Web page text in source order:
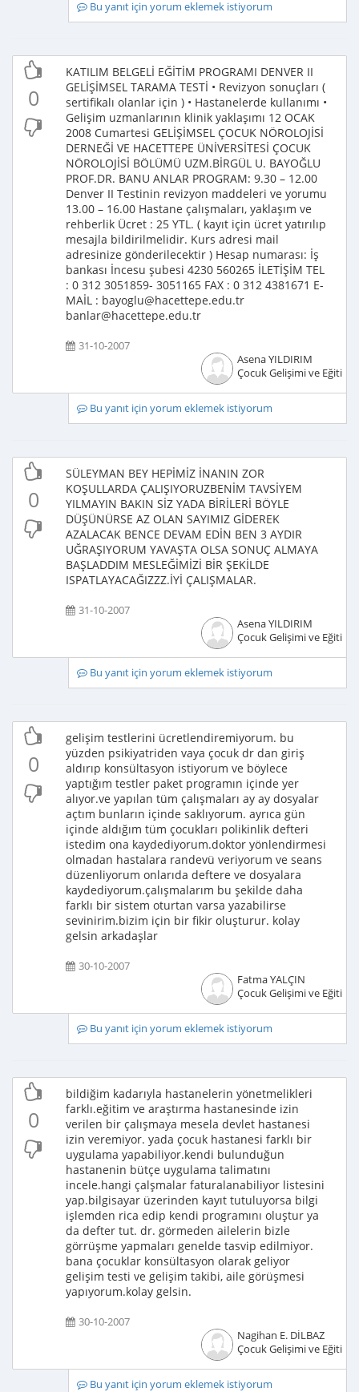
Bu yanıt için yorum eklemek istiyorum
0
KATILIM BELGELİ EĞİTİM PROGRAMI DENVER II
GELİŞİMSEL TARAMA TESTİ • Revizyon sonuçları (
sertifikalı olanlar için ) • Hastanelerde kullanımı •
Gelişim uzmanlarının klinik yaklaşımı 12 OCAK
2008 Cumartesi GELİŞİMSEL ÇOCUK NÖROLOJİSİ
DERNEĞİ VE HACETTEPE ÜNİVERSİTESİ ÇOCUK
NÖROLOJİSİ BÖLÜMÜ UZM.BİRGÜL U. BAYOĞLU
PROF.DR. BANU ANLAR PROGRAM: 9.30 – 12.00
Denver II Testinin revizyon maddeleri ve yorumu
13.00 – 16.00 Hastane çalışmaları, yaklaşım ve
rehberlik Ücret : 25 YTL. ( kayıt için ücret yatırılıp
mesajla bildirilmelidir. Kurs adresi mail
adresinize gönderilecektir ) Hesap numarası: İş
bankası İncesu şubesi 4230 560265 İLETİŞİM TEL
: 0 312 3051859- 3051165 FAX : 0 312 4381671 E-
MAİL : bayoglu@hacettepe.edu.tr
banlar@hacettepe.edu.tr
31-10-2007
Asena YILDIRIM
Çocuk Gelişimi ve
Bu yanıt için yorum eklemek istiyorum
0
SÜLEYMAN BEY HEPİMİZ İNANIN ZOR
KOŞULLARDA ÇALIŞIYORUZBENİM TAVSİYEM
YILMAYIN BAKIN SİZ YADA BİRİLERİ BÖYLE
DÜŞÜNÜRSE AZ OLAN SAYIMIZ GİDEREK
AZALACAK BENCE DEVAM EDİN BEN 3 AYDIR
UĞRAŞIYORUM YAVAŞTA OLSA SONUÇ ALMAYA
BAŞLADDIM MESLEĞİMİZİ BİR ŞEKİLDE
ISPATLAYACAĞIZZZ.İYİ ÇALIŞMALAR.
31-10-2007
Asena YILDIRIM
Çocuk Gelişimi ve
Bu yanıt için yorum eklemek istiyorum
0
gelişim testlerini ücretlendiremiyorum. bu
yüzden psikiyatriden vaya çocuk dr dan giriş
aldırıp konsültasyon istiyorum ve böylece
yaptığım testler paket programın içinde yer
alıyor.ve yapılan tüm çalışmaları ay ay dosyalar
açtım bunların içinde saklıyorum. ayrıca gün
içinde aldığım tüm çocukları polikinlik defteri
istedim ona kaydediyorum.doktor yönlendirmesi
olmadan hastalara randevü veriyorum ve seans
düzenliyorum onlarıda deftere ve dosyalara
kaydediyorum.çalışmalarım bu şekilde daha
farklı bir sistem oturtan varsa yazabilirse
sevinirim.bizim için bir fikir oluşturur. kolay
gelsin arkadaşlar
30-10-2007
Fatma YALÇIN
Çocuk Gelişimi ve
Bu yanıt için yorum eklemek istiyorum
0
bildiğim kadarıyla hastanelerin yönetmelikleri
farklı.eğitim ve araştırma hastanesinde izin
verilen bir çalışmaya mesela devlet hastanesi
izin veremiyor. yada çocuk hastanesi farklı bir
uygulama yapabiliyor.kendi bulunduğun
hastanenin bütçe uygulama talimatını
incele.hangi çalşmalar faturalanabiliyor listesini
yap.bilgisayar üzerinden kayıt tutuluyorsa bilgi
işlemden rica edip kendi programını oluştur ya
da defter tut. dr. görmeden ailelerin bizle
görrüşme yapmaları genelde tasvip edilmiyor.
bana çocuklar konsültasyon olarak geliyor
gelişim testi ve gelişim takibi, aile görüşmesi
yapıyorum.kolay gelsin.
30-10-2007
Nagihan E. DİLBAZ
Çocuk Gelişimi ve
Bu yanıt için yorum eklemek istiyorum